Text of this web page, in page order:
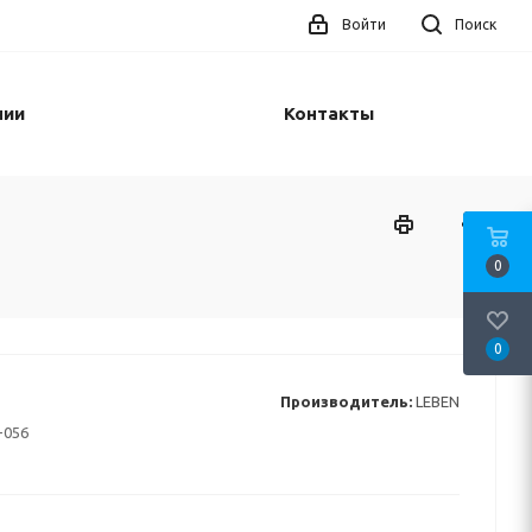
Поиск
Войти
Контакты
Производитель: LEBEN
056
0
0